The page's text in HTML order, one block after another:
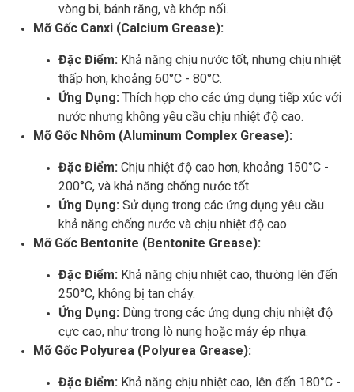
vòng bi, bánh răng, và khớp nối.
Mỡ Gốc Canxi (Calcium Grease):
Đặc Điểm: Khả năng chịu nước tốt, nhưng chịu nhiệt
thấp hơn, khoảng 60°C - 80°C.
Ứng Dụng: Thích hợp cho các ứng dụng tiếp xúc với
nước nhưng không yêu cầu chịu nhiệt độ cao.
Mỡ Gốc Nhôm (Aluminum Complex Grease):
Đặc Điểm: Chịu nhiệt độ cao hơn, khoảng 150°C -
200°C, và khả năng chống nước tốt.
Ứng Dụng: Sử dụng trong các ứng dụng yêu cầu
khả năng chống nước và chịu nhiệt độ cao.
Mỡ Gốc Bentonite (Bentonite Grease):
Đặc Điểm: Khả năng chịu nhiệt cao, thường lên đến
250°C, không bị tan chảy.
Ứng Dụng: Dùng trong các ứng dụng chịu nhiệt độ
cực cao, như trong lò nung hoặc máy ép nhựa.
Mỡ Gốc Polyurea (Polyurea Grease):
Đặc Điểm: Khả năng chịu nhiệt cao, lên đến 180°C -